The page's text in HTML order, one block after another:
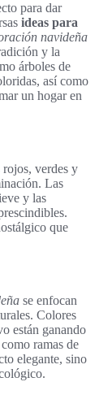
para dar
ideas para
navideña
y la
árboles de
así como
un hogar en
rojos, verdes y
Las
y las
que
se enfocan
Colores
están ganando
ramas de
elegante, sino